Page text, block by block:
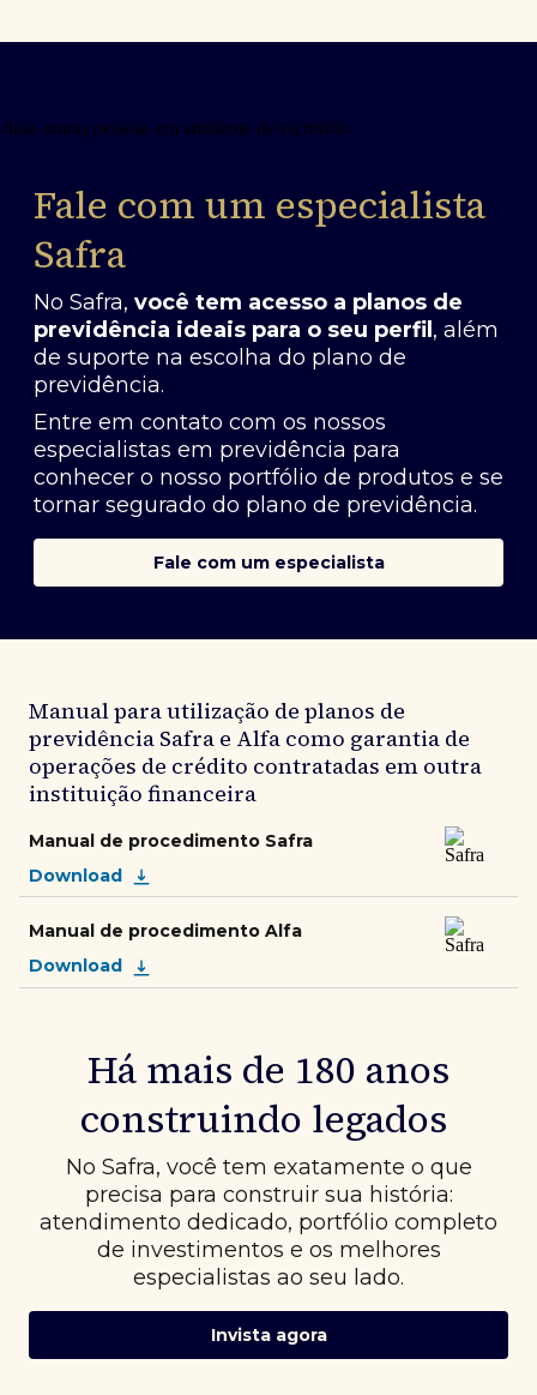
Fale com um especialista
Safra
No Safra, você tem acesso a planos de
previdência ideais para o seu perfil , além
de suporte na escolha do plano de
previdência.
Entre em contato com os nossos
especialistas em previdência para
conhecer o nosso portfólio de produtos e se
tornar segurado do plano de previdência.
Fale com um especialista
Manual para utilização de planos de
previdência Safra e Alfa como garantia de
operações de crédito contratadas em outra
instituição financeira
Manual de procedimento Safra
Download
Manual de procedimento Alfa
Download
Há mais de 180 anos
construindo legados
No Safra, você tem exatamente o que
precisa para construir sua história:
atendimento dedicado, portfólio completo
de investimentos e os melhores
especialistas ao seu lado.
Invista agora